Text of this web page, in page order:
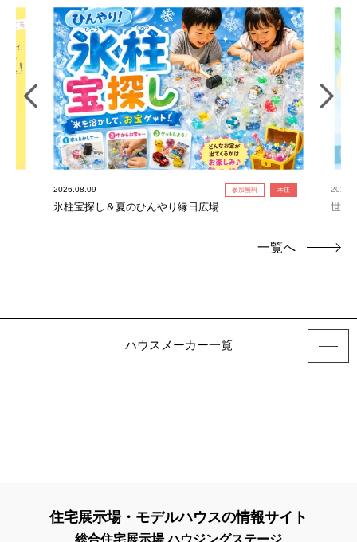
2026.08.09 参加無料 本庄
氷柱宝探し＆夏のひんやり縁日広場
世界
一覧へ
ハウスメーカー一覧
住宅展示場・モデルハウスの情報サイト
総合住宅展示場 ハウジングステージ